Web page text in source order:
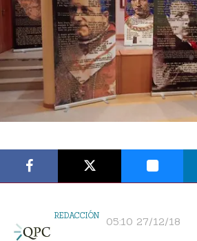
REDACCIÓN 05:10 27/12/18